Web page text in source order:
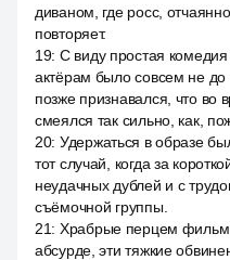
диваном, где росс,
повторяет.
19: С виду простая
актёрам было совсем не
позже признавался, что во
смеялся так сильно, как,
20: Удержаться в образе
тот случай, когда за
неудачных дублей и с
съёмочной группы.
21: Храбрые перцем фильм,
абсурде, эти тяжкие